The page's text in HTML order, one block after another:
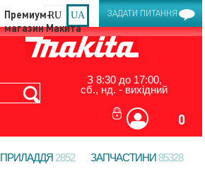
ЗАДАТИ ПИТАННЯ
RU UA
З 8:30 до 17:00,
сб., нд. - вихідний
0
ПРИЛАДДЯ 2852 ЗАПЧАСТИНИ85328